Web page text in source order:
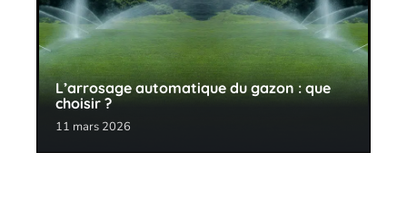
L’arrosage automatique du gazon : que
choisir ?
11 mars 2026